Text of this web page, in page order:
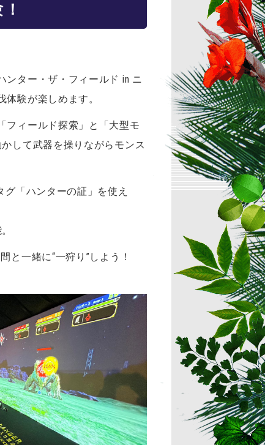
ンター・ザ・フィールド in ニ
験が楽しめます。
フィールド探索」と「大型モ
して武器を操りながらモンス
「ハンターの証」を使え
一緒に“一狩り”しよう！